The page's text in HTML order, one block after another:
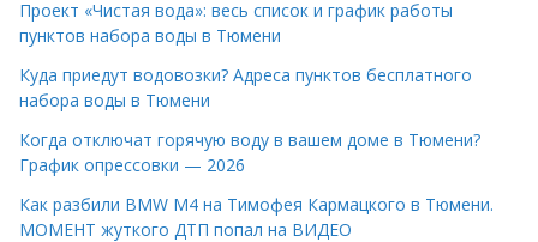
Проект «Чистая вода»: весь список и график работы
пунктов набора воды в Тюмени
Куда приедут водовозки? Адреса пунктов бесплатного
набора воды в Тюмени
Когда отключат горячую воду в вашем доме в Тюмени?
График опрессовки — 2026
Как разбили BMW M4 на Тимофея Кармацкого в Тюмени.
МОМЕНТ жуткого ДТП попал на ВИДЕО